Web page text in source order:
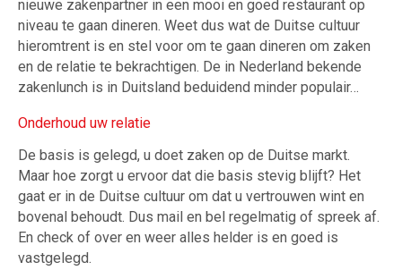
nieuwe zakenpartner in een mooi en goed restaurant op
niveau te gaan dineren. Weet dus wat de Duitse cultuur
hieromtrent is en stel voor om te gaan dineren om zaken
en de relatie te bekrachtigen. De in Nederland bekende
zakenlunch is in Duitsland beduidend minder populair…
Onderhoud uw relatie
De basis is gelegd, u doet zaken op de Duitse markt.
Maar hoe zorgt u ervoor dat die basis stevig blijft? Het
gaat er in de Duitse cultuur om dat u vertrouwen wint en
bovenal behoudt. Dus mail en bel regelmatig of spreek af.
En check of over en weer alles helder is en goed is
vastgelegd.